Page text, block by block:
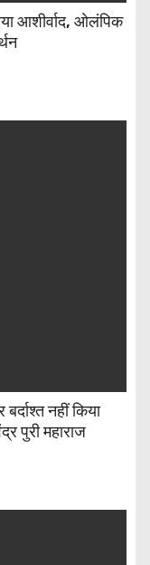
आशीर्वाद, ओलंपिक
नहीं किया
पुरी महाराज